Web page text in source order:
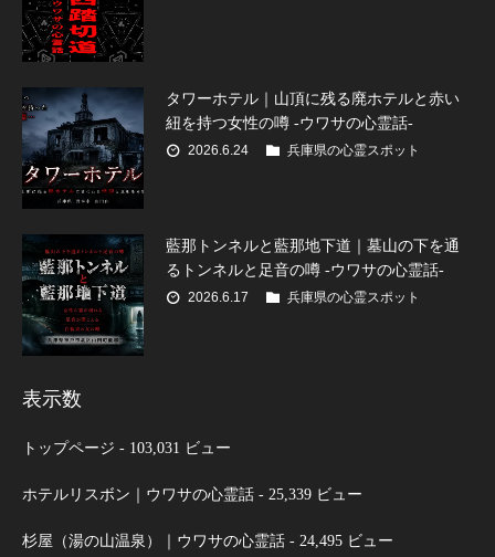
タワーホテル｜山頂に残る廃ホテルと赤い
紐を持つ女性の噂 -ウワサの心霊話-
2026.6.24 兵庫県の心霊スポット
藍那トンネルと藍那地下道｜墓山の下を通
るトンネルと足音の噂 -ウワサの心霊話-
2026.6.17 兵庫県の心霊スポット
表示数
トップページ - 103,031 ビュー
ホテルリスボン｜ウワサの心霊話 - 25,339 ビュー
杉屋（湯の山温泉）｜ウワサの心霊話 - 24,495 ビュー